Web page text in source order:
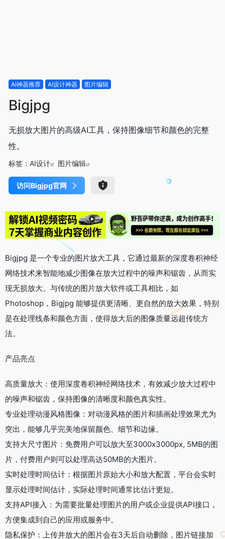
AI神器推荐 AI设计神器 图片编辑
Bigjpg
无损放大图片的高级AI工具，保持图像细节和颜色的完整
性。
标签： AI设计 图片编辑
访问Bigjpg官网
Bigjpg 是一个专业的图片放大工具，它通过最新的深度卷积神经
网络技术来智能地减少图像在放大过程中的噪声和锯齿，从而实
现无损放大。与传统的图片放大软件或工具相比，如
Photoshop，Bigjpg 能够提供更清晰、更自然的放大效果，特别
是在处理线条和颜色方面，使得放大后的图像质量远超传统方
法。
产品亮点
高质量放大：使用深度卷积神经网络技术，有效减少放大过程中
的噪声和锯齿，保持图像的清晰度和颜色真实性。
专业处理动漫风格图像：对动漫风格的图片和插画处理效果尤为
突出，能够几乎完美地保留颜色、细节和边缘。
支持大尺寸图片：免费用户可以放大至3000x3000px, 5MB的图
片，付费用户则可以处理高达50MB的大图片。
实时处理时间估计：根据图片原始大小和放大配置，平台会实时
显示处理时间估计，实际处理时间通常比估计更短。
支持API接入：为需要批量处理图片的用户或企业提供API接口，
方便集成到自己的应用或服务中。
隐私保护：上传并放大的图片会在3天后自动删除，图片链接加